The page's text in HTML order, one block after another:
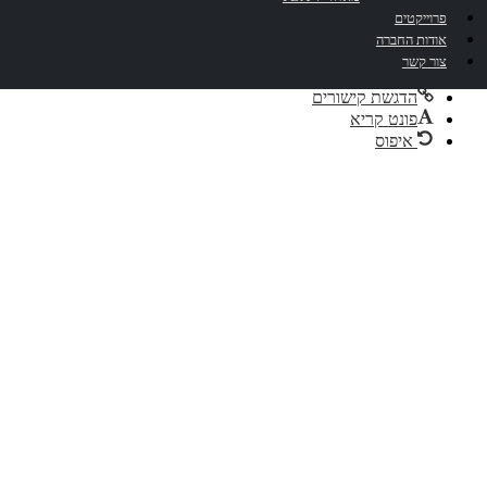
פרוייקטים
אודות החברה
צור קשר
גווני אפור
ניגודיות גבוהה
ניגודיות הפוכה
הדגשת קישורים
פונט קריא
איפוס